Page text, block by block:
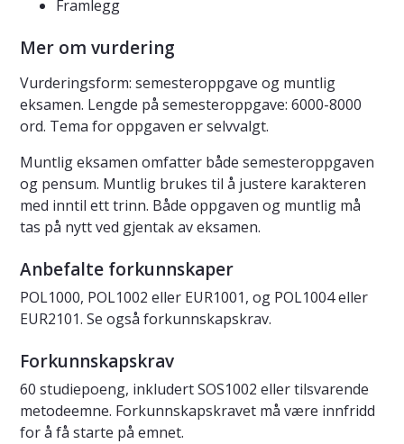
Framlegg
Mer om vurdering
Vurderingsform: semesteroppgave og muntlig
eksamen. Lengde på semesteroppgave: 6000-8000
ord. Tema for oppgaven er selvvalgt.
Muntlig eksamen omfatter både semesteroppgaven
og pensum. Muntlig brukes til å justere karakteren
med inntil ett trinn. Både oppgaven og muntlig må
tas på nytt ved gjentak av eksamen.
Anbefalte forkunnskaper
POL1000, POL1002 eller EUR1001, og POL1004 eller
EUR2101. Se også forkunnskapskrav.
Forkunnskapskrav
60 studiepoeng, inkludert SOS1002 eller tilsvarende
metodeemne. Forkunnskapskravet må være innfridd
for å få starte på emnet.